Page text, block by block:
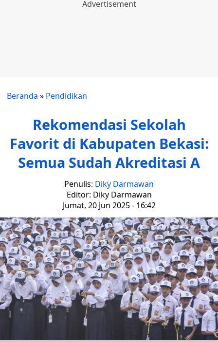
Beranda » Pendidikan
Rekomendasi Sekolah
Favorit di Kabupaten Bekasi:
Semua Sudah Akreditasi A
Penulis: Diky Darmawan
Editor: Diky Darmawan
Jumat, 20 Jun 2025 - 16:42